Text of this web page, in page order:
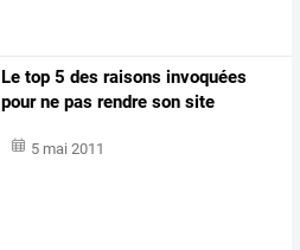
Le top 5 des raisons invoquées
pour ne pas rendre son site
5 mai 2011